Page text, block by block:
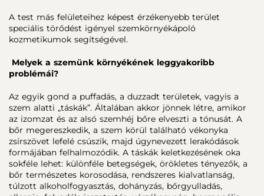
A test más felületeihez képest érzékenyebb terület
speciális törődést igényel szemkörnyékápoló
kozmetikumok segítségével.
Melyek a szemünk környékének leggyakoribb
problémái?
Az egyik gond a puffadás, a duzzadt területek, vagyis a
szem alatti „táskák”. Általában akkor jönnek létre, amikor
az izomzat és az alsó szemhéj bőre elveszti a tónusát. A
bőr megereszkedik, a szem körül található vékonyka
zsírszövet lefelé csúszik, majd úgynevezett lerakódások
formájában felhalmozódik. A táskák keletkezésének oka
sokféle lehet: különféle betegségek, örökletes tényezők, a
bőr természetes korosodása, rendszeres kialvatlanság,
túlzott alkoholfogyasztás, dohányzás, bőrgyulladás,